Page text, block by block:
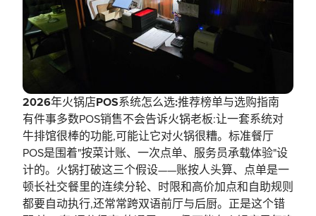
2026年火锅店POS系统怎么选:推荐榜单与选购指南
有件事多数POS销售不会告诉火锅老板:让一套系统对
牛排馆很棒的功能,可能让它对火锅很糟。标准餐厅
POS是围着"按菜计账、一次点单、服务员承载体验"设
计的。火锅打破这三个假设——账按人头算、点单是一
顿长社交餐里的连续分轮、时限和高价加点和自助规则
都要自动执行,还常常跨双语前厅与后厨。正是这个错